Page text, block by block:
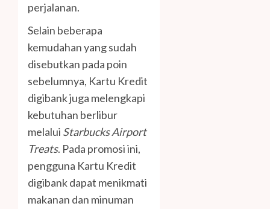
perjalanan.
Selain beberapa
kemudahan yang sudah
disebutkan pada poin
sebelumnya, Kartu Kredit
digibank juga melengkapi
kebutuhan berlibur
melalui Starbucks Airport
Treats. Pada promosi ini,
pengguna Kartu Kredit
digibank dapat menikmati
makanan dan minuman